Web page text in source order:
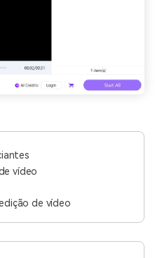
vídeo
de vídeo